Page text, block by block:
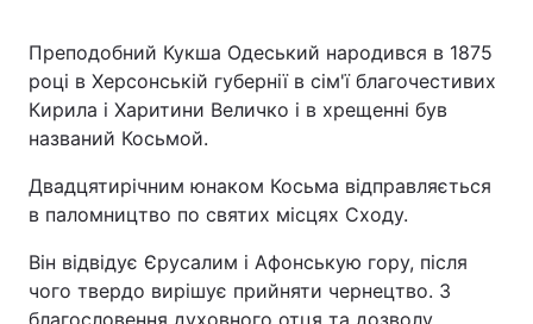
Преподобний Кукша Одеський народився в 1875
році в Херсонській губернії в сім'ї благочестивих
Кирила і Харитини Величко і в хрещенні був
названий Косьмой.
Двадцятирічним юнаком Косьма відправляється
в паломництво по святих місцях Сходу.
Він відвідує Єрусалим і Афонськую гору, після
чого твердо вирішує прийняти чернецтво. З
благословення духовного отця та дозволу